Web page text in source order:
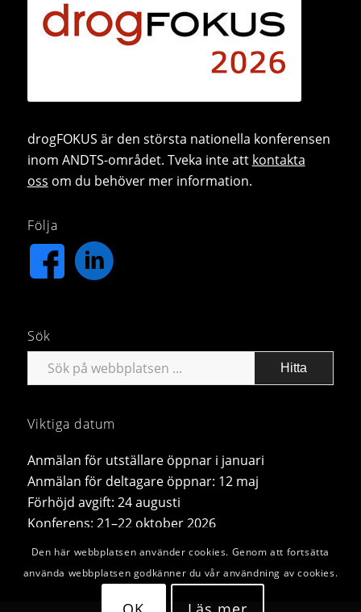
drogFOKUS är den största nationella konferensen
inom ANDTS-området. Tveka inte att kontakta
oss om du behöver mer information.
Följa
Sök
Viktiga datum
Anmälan för utställare öppnar i januari
Anmälan för deltagare öppnar: 12 maj
Förhöjd avgift: 24 augusti
Konferens: 21–22 oktober 2026
Den här webbplatsen använder cookies. Genom att fortsätta
använda webbplatsen godkänner du vår användning av cookies.